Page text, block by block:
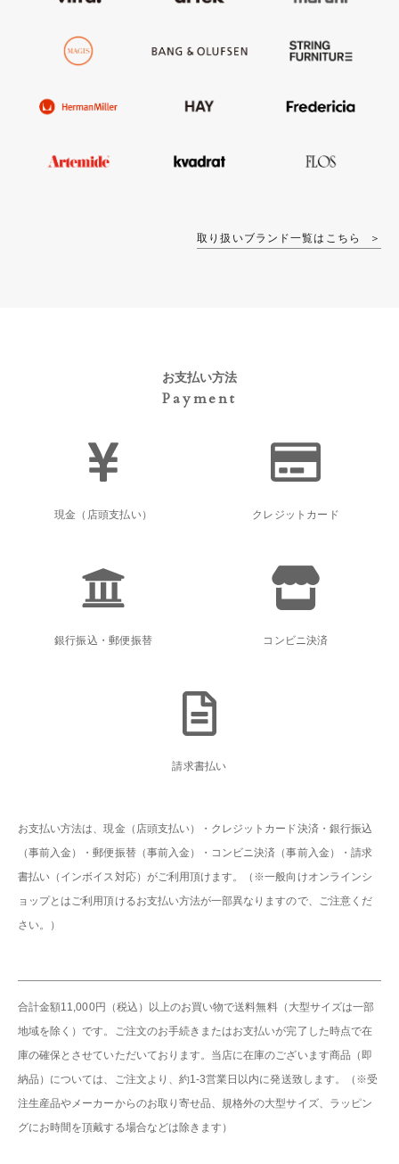
取り扱いブランド一覧はこちら
お支払い方法
Payment
現金（店頭支払い） クレジットカード
銀行振込・郵便振替 コンビニ決済
請求書払い
お支払い方法は、現金（店頭支払い）・クレジットカード決済・銀行振込
（事前入金）・郵便振替（事前入金）・コンビニ決済（事前入金）・請求
書払い（インボイス対応）がご利用頂けます。（※一般向けオンラインシ
ョップとはご利用頂けるお支払い方法が一部異なりますので、ご注意くだ
さい。）
合計金額11,000円（税込）以上のお買い物で送料無料（大型サイズは一部
地域を除く）です。ご注文のお手続きまたはお支払いが完了した時点で在
庫の確保とさせていただいております。当店に在庫のございます商品（即
納品）については、ご注文より、約1-3営業日以内に発送致します。（※受
注生産品やメーカーからのお取り寄せ品、規格外の大型サイズ、ラッピン
グにお時間を頂戴する場合などは除きます）